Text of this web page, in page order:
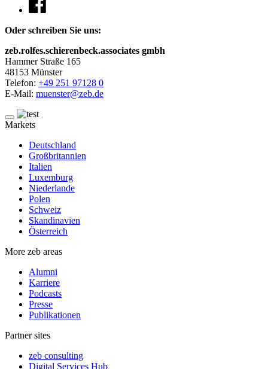
Oder schreiben Sie uns:
zeb.rolfes.schierenbeck.associates gmbh
Hammer Straße 165
48153 Münster
Telefon: +49 251 97128 0
E-Mail: muenster@zeb.de
Markets
Deutschland
Großbritannien
Italien
Luxemburg
Niederlande
Polen
Schweiz
Skandinavien
Österreich
More zeb areas
Alumni
Karriere
Podcasts
Presse
Publikationen
Partner sites
zeb consulting
Digital Services Hub